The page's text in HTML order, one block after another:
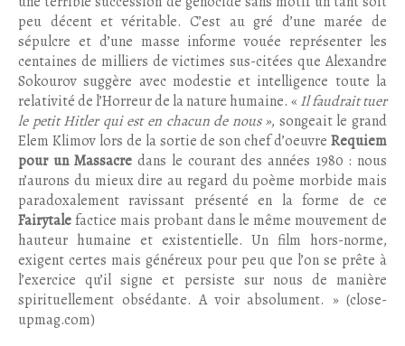
peu décent et véritable. C’est au gré d’une marée de
sépulcre et d’une masse informe vouée représenter les
centaines de milliers de victimes sus-citées que Alexandre
Sokourov suggère avec modestie et intelligence toute la
relativité de l’Horreur de la nature humaine. « Il faudrait tuer
le petit Hitler qui est en chacun de nous », songeait le grand
Elem Klimov lors de la sortie de son chef d’oeuvre Requiem
pour un Massacre dans le courant des années 1980 : nous
n’aurons du mieux dire au regard du poème morbide mais
paradoxalement ravissant présenté en la forme de ce
Fairytalefactice mais probant dans le même mouvement de
hauteur humaine et existentielle. Un film hors-norme,
exigent certes mais généreux pour peu que l’on se prête à
l’exercice qu’il signe et persiste sur nous de manière
spirituellement obsédante. A voir absolument. » (close-
upmag.com)